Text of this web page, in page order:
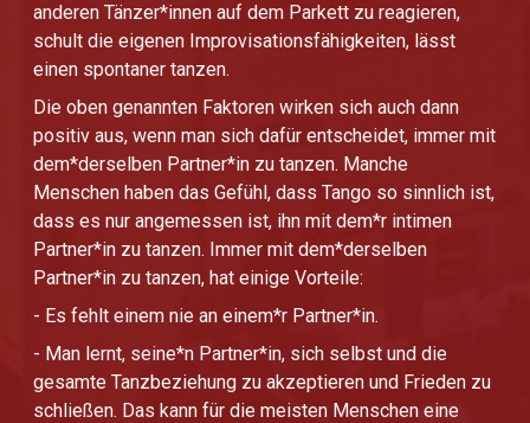
anderen Tänzer*innen auf dem Parkett zu reagieren,
schult die eigenen Improvisationsfähigkeiten, lässt
einen spontaner tanzen.
Die oben genannten Faktoren wirken sich auch dann
positiv aus, wenn man sich dafür entscheidet, immer mit
dem*derselben Partner*in zu tanzen. Manche
Menschen haben das Gefühl, dass Tango so sinnlich ist,
dass es nur angemessen ist, ihn mit dem*r intimen
Partner*in zu tanzen. Immer mit dem*derselben
Partner*in zu tanzen, hat einige Vorteile:
- Es fehlt einem nie an einem*r Partner*in.
- Man lernt, seine*n Partner*in, sich selbst und die
gesamte Tanzbeziehung zu akzeptieren und Frieden zu
schließen. Das kann für die meisten Menschen eine